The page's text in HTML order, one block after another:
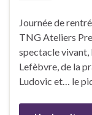
Journée de
TNG Ateliers
spectacle vivant,
Lefèbvre, de la
Ludovic et… le